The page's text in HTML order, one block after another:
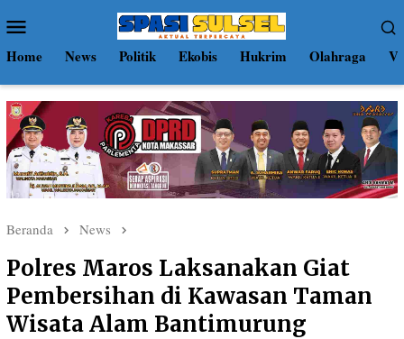
ke
kontenMobile
Home News Politik Ekobis Hukrim Olahraga
Beranda News
Polres Maros Laksanakan Giat
Pembersihan di Kawasan Taman
Wisata Alam Bantimurung